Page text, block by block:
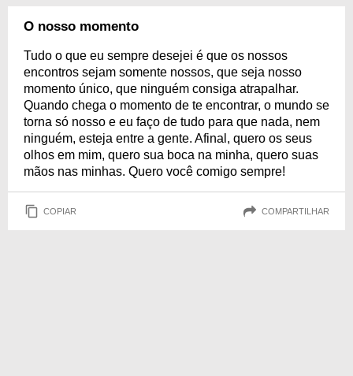
O nosso momento
Tudo o que eu sempre desejei é que os nossos
encontros sejam somente nossos, que seja nosso
momento único, que ninguém consiga atrapalhar.
Quando chega o momento de te encontrar, o mundo se
torna só nosso e eu faço de tudo para que nada, nem
ninguém, esteja entre a gente. Afinal, quero os seus
olhos em mim, quero sua boca na minha, quero suas
mãos nas minhas. Quero você comigo sempre!
COPIAR COMPARTILHAR